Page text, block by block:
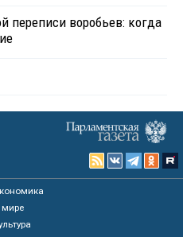
переписи воробьев: когда